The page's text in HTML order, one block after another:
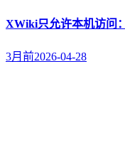
XWiki只允许本机访问
3月前2026-04-28